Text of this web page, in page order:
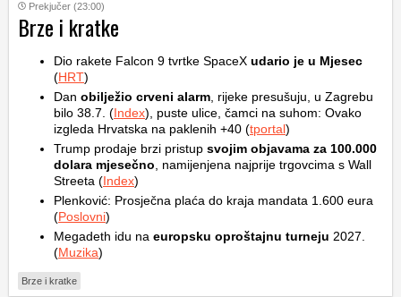
Prekjučer (23:00)
Brze i kratke
Dio rakete Falcon 9 tvrtke SpaceX udario je u Mjesec
(HRT)
Dan obilježio crveni alarm , rijeke presušuju, u Zagrebu
bilo 38.7. (Index), puste ulice, čamci na suhom: Ovako
izgleda Hrvatska na paklenih +40 (tportal)
Trump prodaje brzi pristup svojim objavama za 100.000
dolara mjesečno , namijenjena najprije trgovcima s Wall
Streeta (Index)
Plenković: Prosječna plaća do kraja mandata 1.600 eura
(Poslovni)
Megadeth idu na europsku oproštajnu turneju 2027.
(Muzika)
Brze i kratke